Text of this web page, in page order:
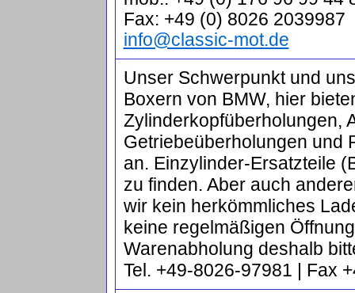
Fax: +49 (0) 8026 2039987
info@classic-mot.de
Unser Schwerpunkt und
Boxern von BMW, hier
Zylinderkopfüberholungen,
Getriebeüberholungen und
an. Einzylinder-Ersatzteile
zu finden. Aber auch
wir kein herkömmliches
keine regelmäßigen
Warenabholung deshalb
Tel. +49-8026-97981 | Fax